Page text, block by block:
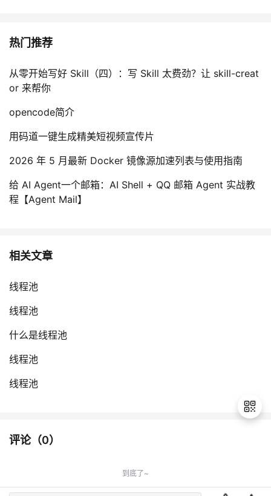
热门推荐
从零开始写好 Skill（四）：写 Skill 太费劲？让 skill-creat
or 来帮你
opencode简介
用码道一键生成精美短视频宣传片
2026 年 5 月最新 Docker 镜像源加速列表与使用指南
给 AI Agent一个邮箱：AI Shell + QQ 邮箱 Agent 实战教
程【Agent Mail】
相关文章
线程池
线程池
什么是线程池
线程池
线程池
评论（0）
到底了~